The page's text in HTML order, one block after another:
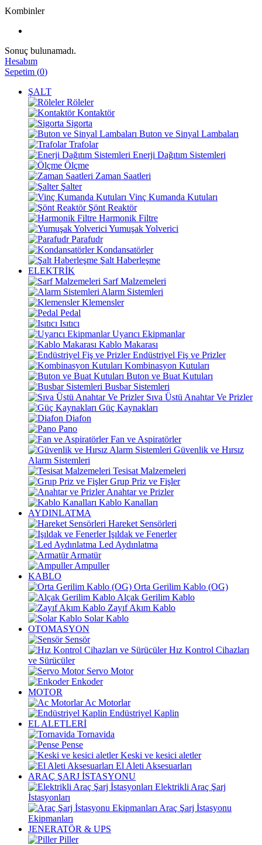
Kombinler
Sonuç bulunamadı.
Hesabım
Sepetim (0)
ŞALT
Röleler
Kontaktör
Sigorta
Buton ve Sinyal Lambaları
Trafolar
Enerji Dağıtım Sistemleri
Ölçme
Zaman Saatleri
Şalter
Vinç Kumanda Kutuları
Şönt Reaktör
Harmonik Filtre
Yumuşak Yolverici
Parafudr
Kondansatörler
Şalt Haberleşme
ELEKTRİK
Sarf Malzemeleri
Alarm Sistemleri
Klemensler
Pedal
Isıtıcı
Uyarıcı Ekipmanlar
Kablo Makarası
Endüstriyel Fiş ve Prizler
Kombinasyon Kutuları
Buton ve Buat Kutuları
Busbar Sistemleri
Sıva Üstü Anahtar Ve Prizler
Güç Kaynakları
Diafon
Pano
Fan ve Aspiratörler
Güvenlik ve Hırsız
Alarm Sistemleri
Tesisat Malzemeleri
Grup Priz ve Fişler
Anahtar ve Prizler
Kablo Kanalları
AYDINLATMA
Hareket Sensörleri
Işıldak ve Fenerler
Led Aydınlatma
Armatür
Ampuller
KABLO
Orta Gerilim Kablo (OG)
Alçak Gerilim Kablo
Zayıf Akım Kablo
Solar Kablo
OTOMASYON
Sensör
Hız Kontrol Cihazları
ve Sürücüler
Servo Motor
Enkoder
MOTOR
Ac Motorlar
Endüstriyel Kaplin
EL ALETLERİ
Tornavida
Pense
Keski ve kesici aletler
El Aleti Aksesuarları
ARAÇ ŞARJ İSTASYONU
Elektrikli Araç Şarj
İstasyonları
Araç Şarj İstasyonu
Ekipmanları
JENERATÖR & UPS
Piller